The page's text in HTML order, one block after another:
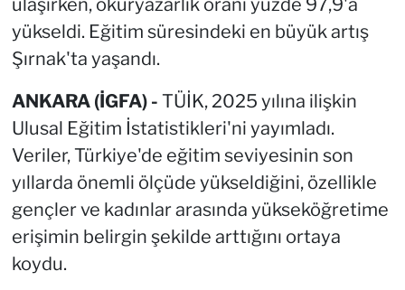
yükseldi. Eğitim süresindeki en büyük artış
Şırnak'ta yaşandı.
ANKARA (İGFA) - TÜİK, 2025 yılına ilişkin
Ulusal Eğitim İstatistikleri'ni yayımladı.
Veriler, Türkiye'de eğitim seviyesinin son
yıllarda önemli ölçüde yükseldiğini, özellikle
gençler ve kadınlar arasında yükseköğretime
erişimin belirgin şekilde arttığını ortaya
koydu.